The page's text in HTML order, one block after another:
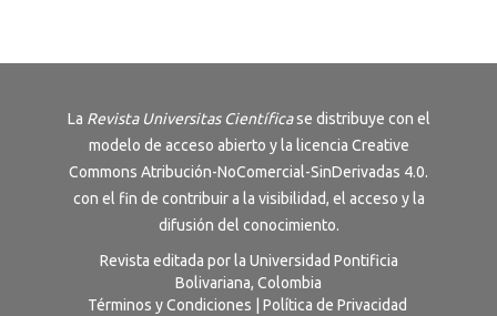
La Revista Universitas Científicase distribuye con el
modelo de acceso abierto y la licencia Creative
Commons Atribución-NoComercial-SinDerivadas 4.0.
con el fin de contribuir a la visibilidad, el acceso y la
difusión del conocimiento.
Revista editada por la Universidad Pontificia
Bolivariana, Colombia
Términos y Condiciones
Política de Privacidad